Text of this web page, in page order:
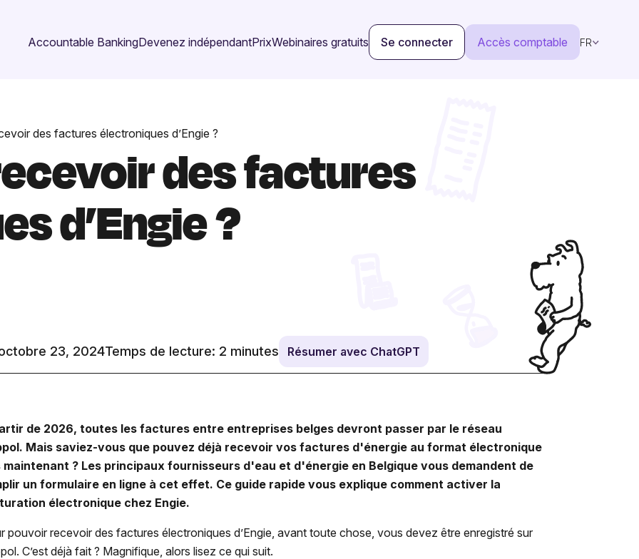
Accountable BankingDevenez indépendantPrixWebinaires gratuits Se connecter Accès comptable FR
des factures électroniques d’Engie ?
des factures
d’Engie ?
23, 2024Temps de lecture: 2 minutes Résumer avec ChatGPT
de 2026, toutes les factures entre entreprises belges devront passer par le réseau
Mais saviez-vous que pouvez déjà recevoir vos factures d'énergie au format électronique
maintenant ? Les principaux fournisseurs d'eau et d'énergie en Belgique vous demandent de
un formulaire en ligne à cet effet. Ce guide rapide vous explique comment activer la
électronique chez Engie.
pouvoir recevoir des factures électroniques d’Engie, avant toute chose, vous devez être enregistré sur
C’est déjà fait ? Magnifique, alors lisez ce qui suit.